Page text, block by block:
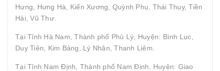
Hưng, Hưng Hà, Kiến Xương, Quỳnh Phụ, Thái Thụy, Tiền
Hải, Vũ Thư.
Tại Tỉnh Hà Nam, Thành phố Phủ Lý, Huyện: Bình Lục,
Duy Tiên, Kim Bảng, Lý Nhân, Thanh Liêm.
Tại Tỉnh Nam Định, Thành phố Nam Định, Huyện: Giao